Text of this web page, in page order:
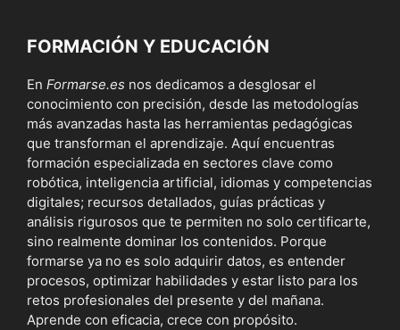
FORMACIÓN Y EDUCACIÓN
En Formarse.es nos dedicamos a desglosar el
conocimiento con precisión, desde las metodologías
más avanzadas hasta las herramientas pedagógicas
que transforman el aprendizaje. Aquí encuentras
formación especializada en sectores clave como
robótica, inteligencia artificial, idiomas y competencias
digitales; recursos detallados, guías prácticas y
análisis rigurosos que te permiten no solo certificarte,
sino realmente dominar los contenidos. Porque
formarse ya no es solo adquirir datos, es entender
procesos, optimizar habilidades y estar listo para los
retos profesionales del presente y del mañana.
Aprende con eficacia, crece con propósito.